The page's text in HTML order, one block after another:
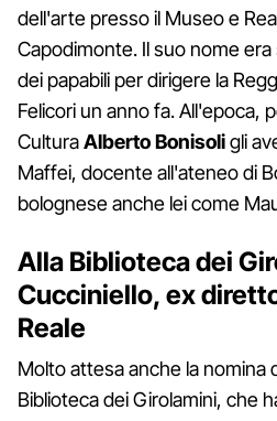
dell'arte presso il Museo e
Capodimonte. Il suo nome
dei papabili per dirigere la
Felicori un anno fa. All'epoca,
CulturaAlberto Bonisoligli
Maffei, docente all'ateneo di
bolognese anche lei come
Alla Biblioteca dei
Cucciniello, ex
Reale
Molto attesa anche la nomina
Biblioteca dei Girolamini, che